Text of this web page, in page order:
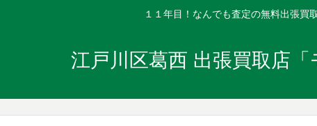
１１年目！なんでも査定の無料出張買
江戸川区葛西 出張買取店「